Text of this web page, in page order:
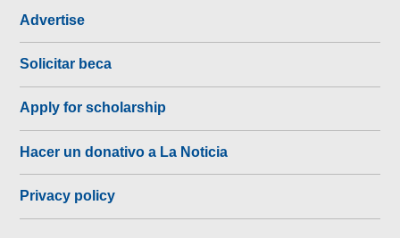
Advertise
Solicitar beca
Apply for scholarship
Hacer un donativo a La Noticia
Privacy policy